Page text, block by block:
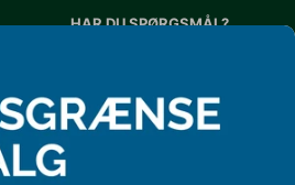
HAR DU SPØRGSMÅL?
Kontrolrapport